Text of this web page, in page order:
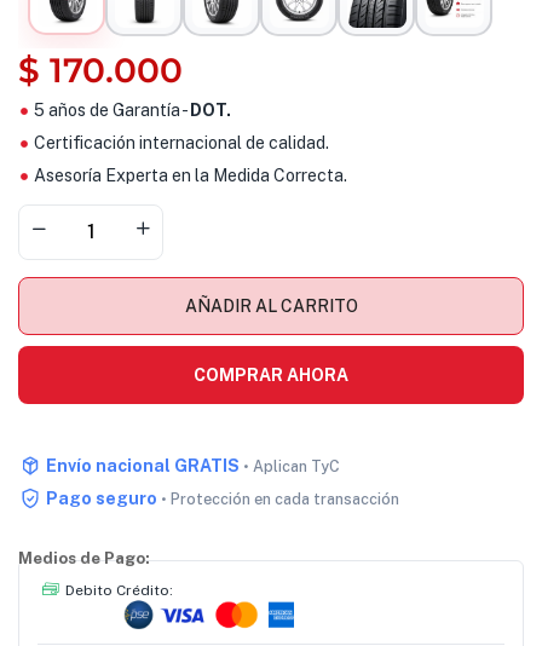
$ 170.000
5 años de Garantía - DOT.
Certificación internacional de calidad.
Asesoría Experta en la Medida Correcta.
AÑADIR AL CARRITO
COMPRAR AHORA
Envío nacional GRATIS • Aplican TyC
Pago seguro • Protección en cada transacción
Medios de Pago:
Debito Crédito: